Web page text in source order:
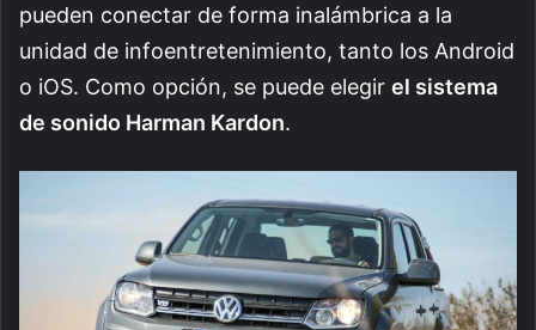
pueden conectar de forma inalámbrica a la
unidad de infoentretenimiento, tanto los Android
o iOS. Como opción, se puede elegir el sistema
de sonido Harman Kardon.